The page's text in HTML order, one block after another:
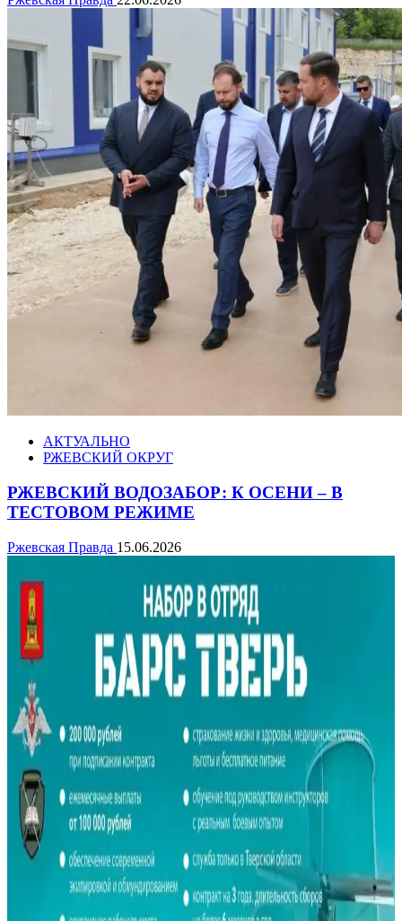
АКТУАЛЬНО
РЖЕВСКИЙ ОКРУГ
РЖЕВСКИЙ ВОДОЗАБОР: К ОСЕНИ – В
ТЕСТОВОМ РЕЖИМЕ
Ржевская Правда 15.06.2026